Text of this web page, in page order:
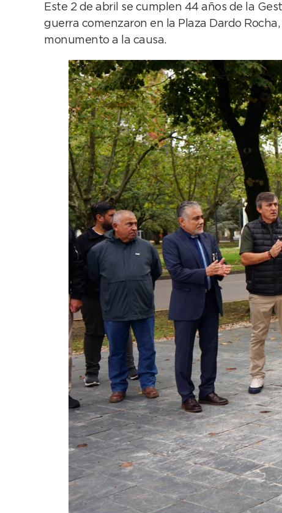
Este 2 de abril se cumplen 44 años de la
guerra comenzaron en la Plaza Dardo
monumento a la causa.